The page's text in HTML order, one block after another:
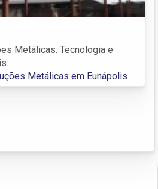
Metálicas. Tecnologia e
Metálicas em Eunápolis